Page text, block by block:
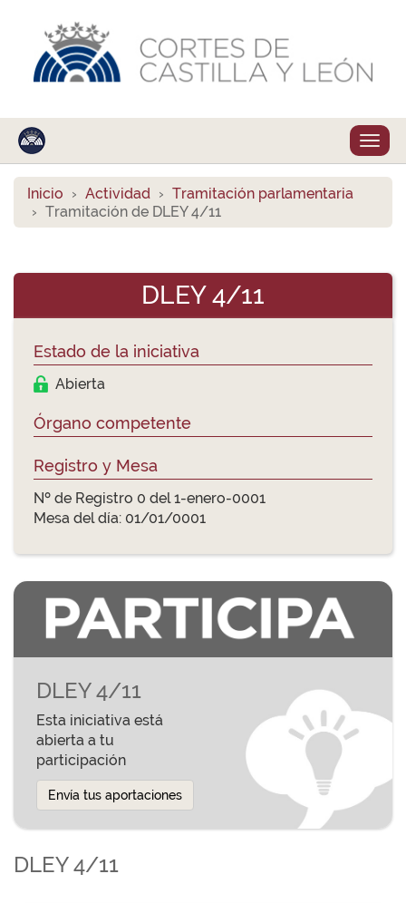
Inicio Actividad
Tramitación parlamentaria
Tramitación de DLEY 4/11
DLEY 4/11
Estado de la iniciativa
Abierta
Órgano competente
Registro y Mesa
Nº de Registro 0 del 1-enero-0001
Mesa del día: 01/01/0001
DLEY 4/11
Esta iniciativa está
abierta a tu
participación
Envía tus aportaciones
DLEY 4/11